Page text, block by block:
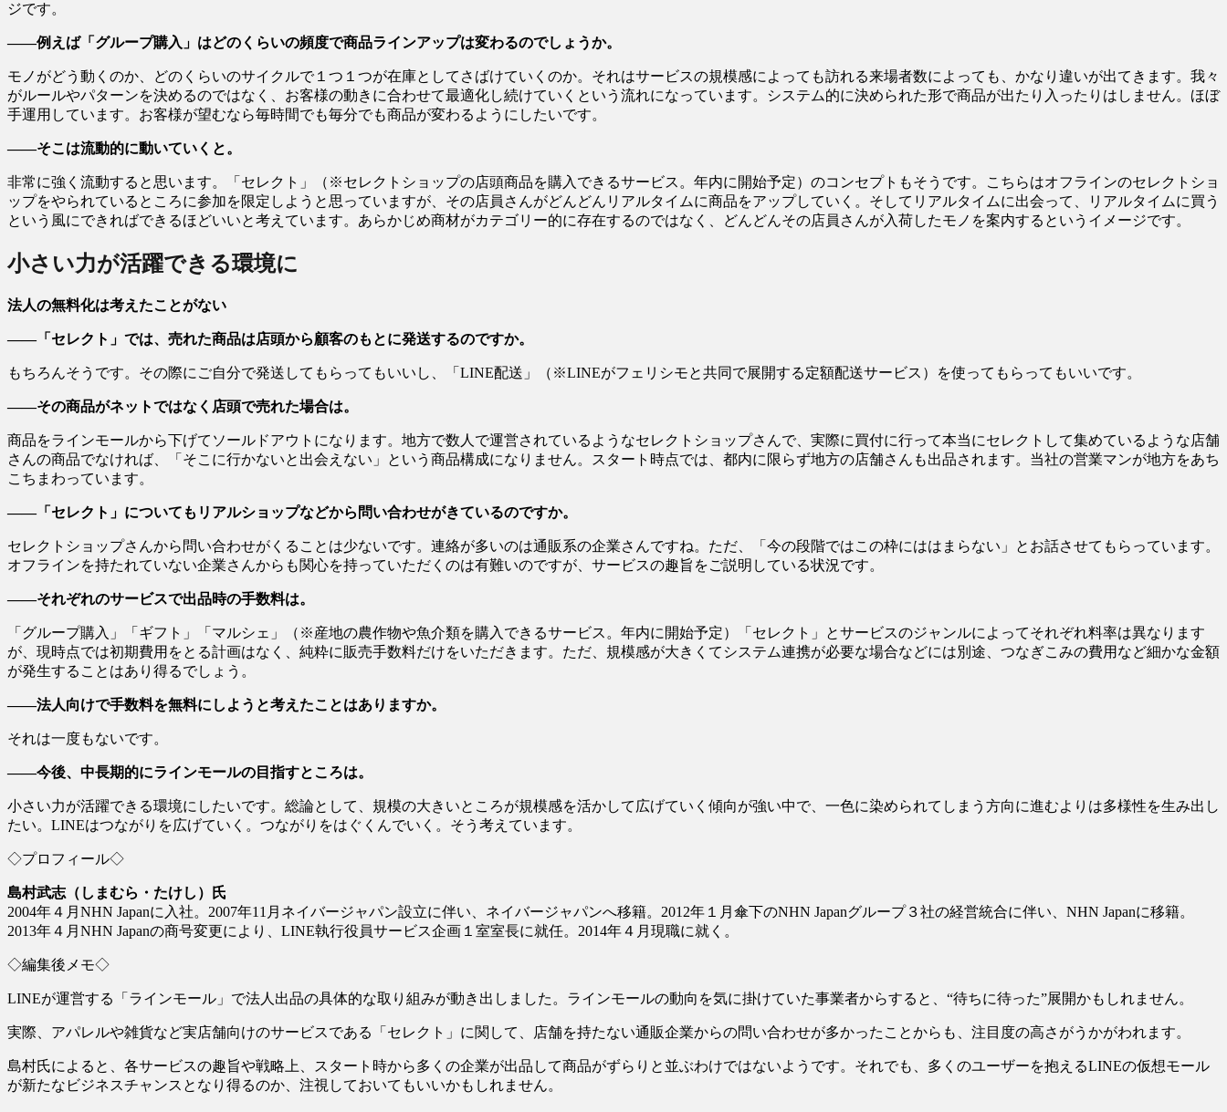
ジです。
――例えば「グループ購入」はどのくらいの頻度で商品ラインアップは変わるのでしょうか。
モノがどう動くのか、どのくらいのサイクルで１つ１つが在庫としてさばけていくのか。それはサービスの規模感によっても訪れる来場者数によっても、かなり違いが出てきます。我々
がルールやパターンを決めるのではなく、お客様の動きに合わせて最適化し続けていくという流れになっています。システム的に決められた形で商品が出たり入ったりはしません。ほぼ
手運用しています。お客様が望むなら毎時間でも毎分でも商品が変わるようにしたいです。
――そこは流動的に動いていくと。
非常に強く流動すると思います。「セレクト」（※セレクトショップの店頭商品を購入できるサービス。年内に開始予定）のコンセプトもそうです。こちらはオフラインのセレクトショ
ップをやられているところに参加を限定しようと思っていますが、その店員さんがどんどんリアルタイムに商品をアップしていく。そしてリアルタイムに出会って、リアルタイムに買う
という風にできればできるほどいいと考えています。あらかじめ商材がカテゴリー的に存在するのではなく、どんどんその店員さんが入荷したモノを案内するというイメージです。
小さい力が活躍できる環境に
法人の無料化は考えたことがない
――「セレクト」では、売れた商品は店頭から顧客のもとに発送するのですか。
もちろんそうです。その際にご自分で発送してもらってもいいし、「LINE配送」（※LINEがフェリシモと共同で展開する定額配送サービス）を使ってもらってもいいです。
――その商品がネットではなく店頭で売れた場合は。
商品をラインモールから下げてソールドアウトになります。地方で数人で運営されているようなセレクトショップさんで、実際に買付に行って本当にセレクトして集めているような店舗
さんの商品でなければ、「そこに行かないと出会えない」という商品構成になりません。スタート時点では、都内に限らず地方の店舗さんも出品されます。当社の営業マンが地方をあち
こちまわっています。
――「セレクト」についてもリアルショップなどから問い合わせがきているのですか。
セレクトショップさんから問い合わせがくることは少ないです。連絡が多いのは通販系の企業さんですね。ただ、「今の段階ではこの枠にははまらない」とお話させてもらっています。
オフラインを持たれていない企業さんからも関心を持っていただくのは有難いのですが、サービスの趣旨をご説明している状況です。
――それぞれのサービスで出品時の手数料は。
「グループ購入」「ギフト」「マルシェ」（※産地の農作物や魚介類を購入できるサービス。年内に開始予定）「セレクト」とサービスのジャンルによってそれぞれ料率は異なります
が、現時点では初期費用をとる計画はなく、純粋に販売手数料だけをいただきます。ただ、規模感が大きくてシステム連携が必要な場合などには別途、つなぎこみの費用など細かな金額
が発生することはあり得るでしょう。
――法人向けで手数料を無料にしようと考えたことはありますか。
それは一度もないです。
――今後、中長期的にラインモールの目指すところは。
小さい力が活躍できる環境にしたいです。総論として、規模の大きいところが規模感を活かして広げていく傾向が強い中で、一色に染められてしまう方向に進むよりは多様性を生み出し
たい。LINEはつながりを広げていく。つながりをはぐくんでいく。そう考えています。
◇プロフィール◇
島村武志（しまむら・たけし）氏
2004年４月NHN Japanに入社。2007年11月ネイバージャパン設立に伴い、ネイバージャパンへ移籍。2012年１月傘下のNHN Japanグループ３社の経営統合に伴い、NHN Japanに移籍。
2013年４月NHN Japanの商号変更により、LINE執行役員サービス企画１室室長に就任。2014年４月現職に就く。
◇編集後メモ◇
LINEが運営する「ラインモール」で法人出品の具体的な取り組みが動き出しました。ラインモールの動向を気に掛けていた事業者からすると、“待ちに待った”展開かもしれません。
実際、アパレルや雑貨など実店舗向けのサービスである「セレクト」に関して、店舗を持たない通販企業からの問い合わせが多かったことからも、注目度の高さがうかがわれます。
島村氏によると、各サービスの趣旨や戦略上、スタート時から多くの企業が出品して商品がずらりと並ぶわけではないようです。それでも、多くのユーザーを抱えるLINEの仮想モール
が新たなビジネスチャンスとなり得るのか、注視しておいてもいいかもしれません。